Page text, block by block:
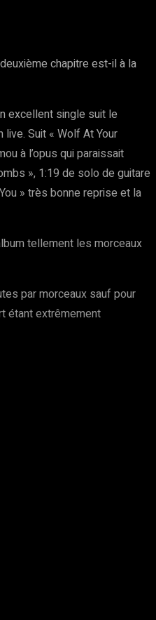
chapitre est-il à la
excellent single suit le
Suit « Wolf At Your
à l’opus qui paraissait
», 1:19 de solo de guitare
» très bonne reprise et la
tellement les morceaux
par morceaux sauf pour
étant extrêmement